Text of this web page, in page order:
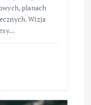
planach
Wizja